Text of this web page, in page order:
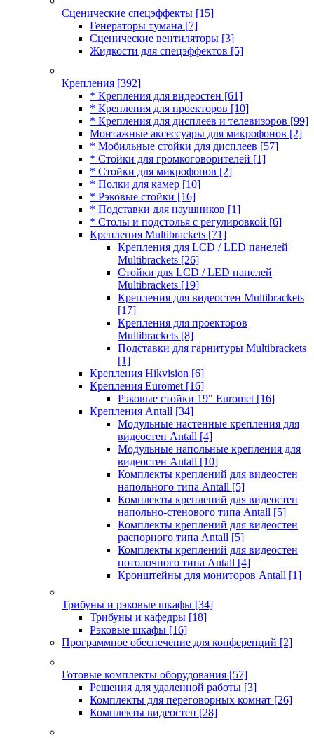
Сценические спецэффекты [15]
Генераторы тумана [7]
Сценические вентиляторы [3]
Жидкости для спецэффектов [5]
Крепления [392]
* Крепления для видеостен [61]
* Крепления для проекторов [10]
* Крепления для дисплеев и телевизоров [99]
Монтажные аксессуары для микрофонов [2]
* Мобильные стойки для дисплеев [57]
* Стойки для громкоговорителей [1]
* Стойки для микрофонов [2]
* Полки для камер [10]
* Рэковые стойки [16]
* Подставки для наушников [1]
* Столы и подстолья с регулировкой [6]
Крепления Multibrackets [71]
Крепления для LCD / LED панелей
Multibrackets [26]
Стойки для LCD / LED панелей
Multibrackets [19]
Крепления для видеостен Multibrackets
[17]
Крепления для проекторов
Multibrackets [8]
Подставки для гарнитуры Multibrackets
[1]
Крепления Hikvision [6]
Крепления Euromet [16]
Рэковые стойки 19" Euromet [16]
Крепления Antall [34]
Модульные настенные крепления для
видеостен Antall [4]
Модульные напольные крепления для
видеостен Antall [10]
Комплекты креплений для видеостен
напольного типа Antall [5]
Комплекты креплений для видеостен
напольно-стенового типа Antall [5]
Комплекты креплений для видеостен
распорного типа Antall [5]
Комплекты креплений для видеостен
потолочного типа Antall [4]
Кронштейны для мониторов Antall [1]
Трибуны и рэковые шкафы [34]
Трибуны и кафедры [18]
Рэковые шкафы [16]
Программное обеспечение для конференций [2]
Готовые комплекты оборудования [57]
Решения для удаленной работы [3]
Комплекты для переговорных комнат [26]
Комплекты видеостен [28]